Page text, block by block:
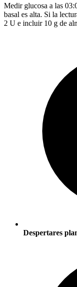
Medir glucosa a las
basal es alta. Si la
2 U e incluir 10 g de
Despertares